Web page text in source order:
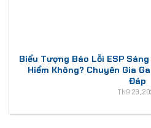
Biểu Tượng Báo Lỗi ESP
Hiểm Không? Chuyên Gia
Đáp
Th9 23,